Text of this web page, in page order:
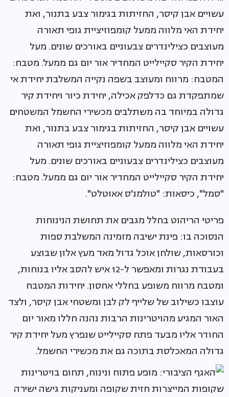
המטבח: מרווח ומעוצב בשפה נקייה המשלבת יחידת אי
שמתפקדת גם כדלפק אכילה, יחידת כיור ויחידת קיר
גדולה במיוחד בה משתלבים מכשירי החשמל המשטחים
עשויים אבן קיסר, החזיתות בגימור צבע בתנור, ואת
יחידת האי מלווה ממעל קומפוזיציית גופי תאורה
מעוצבים כצילינדרים צבעוניים באורכים שונים. מעל
יחידת הקיר סקיילייט המחדיר אור יום גם ממעל. מטבח:
"סמל", כיסאות: "טולמנ'ס אאוטלט".
פריטי הריהוט בחלל מגבים את תחושת הנינוחות
הנסוכה בו: פינת ישיבה מזמינה המשלבת ספות
וכורסאות, שולחן אוכל גדול מאד מעץ אלון שבוצע
בעבודת נגרות ומאפשר ל-12 איש להסב אליו בנוחות,
ומטבח מרווח משופע בחללי אחסון. יחידות המטבח
עוצבו כשילוב של שלייף לק לבן ומשטחי אבן קיסר, ולצד
האור המגיע מהויטרינות הרבות נהנה חללו מאור יום
החודר אליו מבעד פתח סקיילייט שנפרץ מעל יחידת קיר
גדולה המאכלסת בתוכה גם את מכשירי החשמל.